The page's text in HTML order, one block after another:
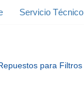
Servicio Técnico
para Filtros